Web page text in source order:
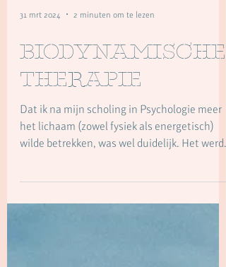
31 mrt 2024 2 minuten om te lezen
Biodynamische
therapie
Dat ik na mijn scholing in Psychologie meer
wilde betrekken, was wel duidelijk. Het werd